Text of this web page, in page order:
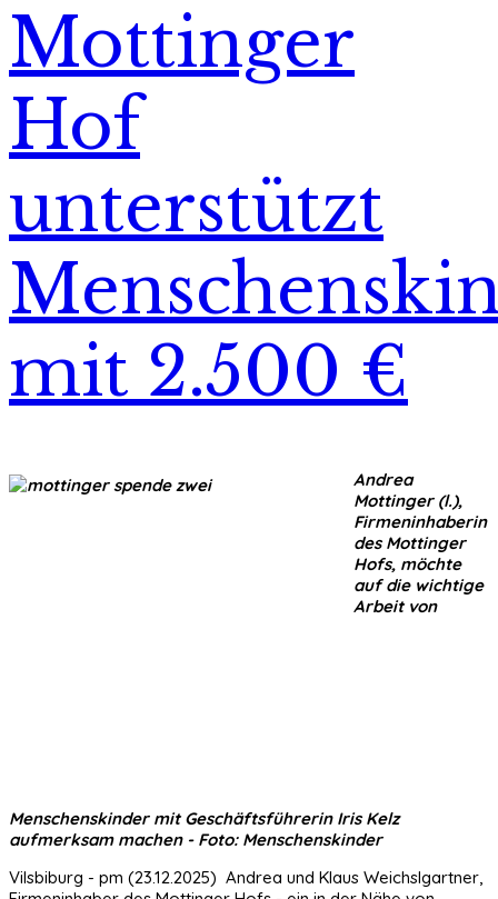
Mottinger
Hof
unterstützt
mit 2.500 €
Andrea
Mottinger (l.),
Firmeninhaberin
des Mottinger
Hofs, möchte
auf die wichtige
Arbeit von
Menschenskinder mit Geschäftsführerin Iris Kelz
aufmerksam machen - Foto: Menschenskinder
Vilsbiburg - pm (23.12.2025) Andrea und Klaus Weichslgartner,